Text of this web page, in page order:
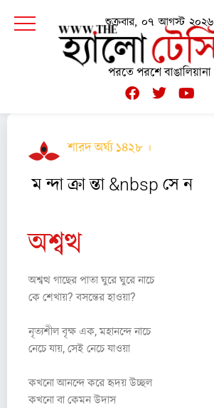
শুক্রবার, ০৭ আগস্ট ২০২৬
পরতে পরশে বাঙালিয়ানা
শারদ অর্ঘ্য ১৪২৮ ।
ম ন্দা ক্রা ন্তা &nbsp সে ন
অশ্বত্থ
অশ্বত্থ গাছের পাতা ঘুরে ঘুরে নাচে
কে শেখায়? বসন্তের হাওয়া?
নৃত্যশীল বৃক্ষ এক, মহানন্দে নাচে
নেচে যায়, সেই নেচে যাওয়া
কখনো আনন্দে করে হৃদয় উচ্ছল
কখনো বা কেমন উদাস